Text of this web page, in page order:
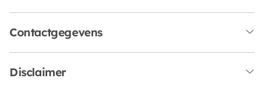
Contactgegevens
Disclaimer